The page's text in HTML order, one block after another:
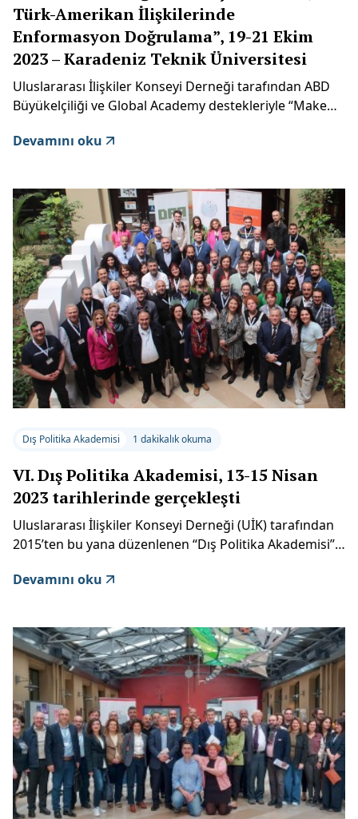
Türk-Amerikan İlişkilerinde
Enformasyon Doğrulama”, 19-21 Ekim
2023 – Karadeniz Teknik Üniversitesi
Uluslararası İlişkiler Konseyi Derneği tarafından ABD
Büyükelçiliği ve Global Academy destekleriyle “Make
21 Ekim 2023 tarihleri arasında Karadeniz Teknik
konulu öğrenci çalıştayı gerçekleştirilmiştir.
Devamını oku
Dış Politika Akademisi 1 dakikalık okuma
VI. Dış Politika Akademisi, 13-15 Nisan
2023 tarihlerinde gerçekleşti
Uluslararası İlişkiler Konseyi Derneği (UİK) tarafından
2015’ten bu yana düzenlenen “Dış Politika Akademisi”
Dış Politikasının Yüzyılı" temasıyla, 13-15 Nisan 2023’te
gerçekleştirildi. VI. Dış Politika Akademisi UİK'in en
geniş katılımlı akademisi oldu.
Devamını oku